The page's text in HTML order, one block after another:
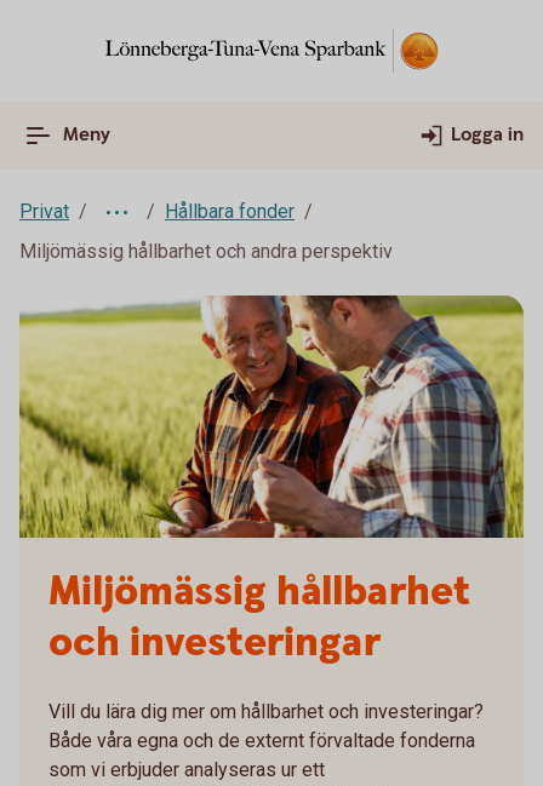
Meny Logga in
Privat
Hållbara fonder
Miljömässig hållbarhet och andra perspektiv
Miljömässig hållbarhet
och investeringar
Vill du lära dig mer om hållbarhet och investeringar?
Både våra egna och de externt förvaltade fonderna
som vi erbjuder analyseras ur ett